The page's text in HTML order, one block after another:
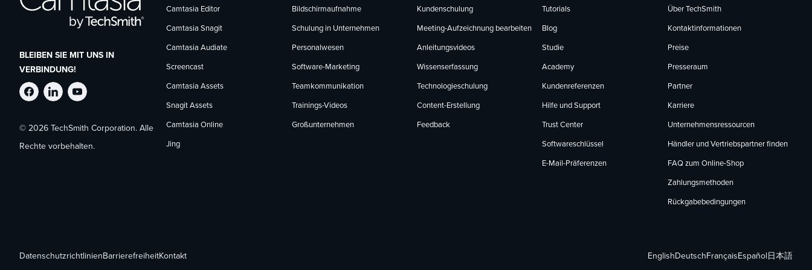
BLEIBEN SIE MIT UNS IN
VERBINDUNG!
TechSmith
auf
TechSmith
auf
TechSmith
auf
© 2026 TechSmith Corporation. Alle
Rechte vorbehalten.
Camtasia Editor
Camtasia Snagit
Camtasia Audiate
Screencast
Camtasia Assets
Snagit Assets
Camtasia Online
Jing
Bildschirmaufnahme
Schulung in Unternehmen
Personalwesen
Software-Marketing
Teamkommunikation
Trainings-Videos
Großunternehmen
Kundenschulung
Meeting-Aufzeichnung bearbeiten
Anleitungsvideos
Wissenserfassung
Technologieschulung
Content-Erstellung
Feedback
Tutorials
Blog
Studie
Academy
Kundenreferenzen
Hilfe und Support
Trust Center
Softwareschlüssel
E-Mail-Präferenzen
Über TechSmith
Kontaktinformationen
Preise
Presseraum
Partner
Karriere
Unternehmensressourcen
Händler und Vertriebspartner finden
FAQ zum Online-Shop
Zahlungsmethoden
Rückgabebedingungen
Datenschutzrichtlinien BarrierefreiheitKontakt English Deutsch Français Español 日本語